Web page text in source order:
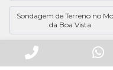
Sondagem de Terreno no
da Boa Vista